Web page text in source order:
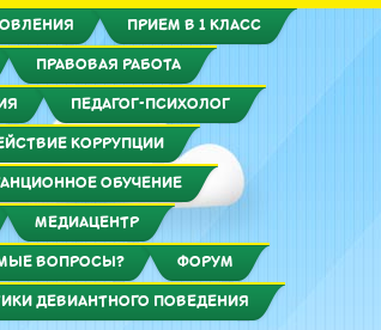
ПРИЕМ В 1 КЛАСС
ПРАВОВАЯ РАБОТА
ПЕДАГОГ-ПСИХОЛОГ
КОРРУПЦИИ
ОБУЧЕНИЕ
МЕДИАЦЕНТР
ВОПРОСЫ? ФОРУМ
ДЕВИАНТНОГО ПОВЕДЕНИЯ